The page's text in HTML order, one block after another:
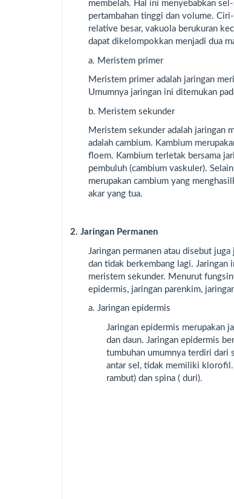
membelah. Hal ini menyebabkan
pertambahan tinggi dan volume.
relative besar, vakuola berukuran
dapat dikelompokkan menjadi dua
a. Meristem primer
Meristem primer adalah jaringan
Umumnya jaringan ini ditemukan
b. Meristem sekunder
Meristem sekunder adalah jaringan
adalah cambium. Kambium
floem. Kambium terletak bersama
pembuluh (cambium vaskuler).
merupakan cambium yang
akar yang tua.
2. Jaringan Permanen
Jaringan permanen atau disebut
dan tidak berkembang lagi.
meristem sekunder. Menurut
epidermis, jaringan parenkim,
a. Jaringan epidermis
Jaringan epidermis merupakan
dan daun. Jaringan epidermis
tumbuhan umumnya terdiri dari
antar sel, tidak memiliki klorofil.
rambut) dan spina ( duri).